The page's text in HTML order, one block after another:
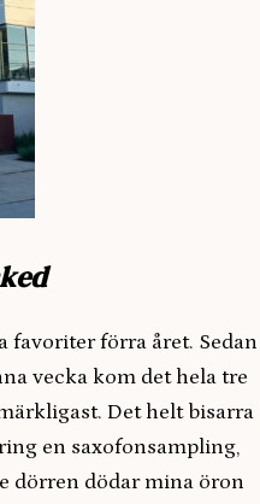
favoriter förra året. Sedan
vecka kom det hela tre
Det helt bisarra
en saxofonsampling,
dörren dödar mina öron